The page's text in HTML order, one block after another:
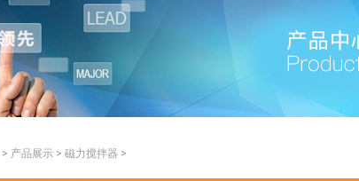
> 产品展示 > 磁力搅拌器 >